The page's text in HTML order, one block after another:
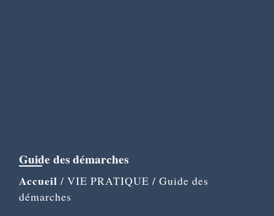
Guide des démarches
Accueil / VIE PRATIQUE / Guide des
démarches